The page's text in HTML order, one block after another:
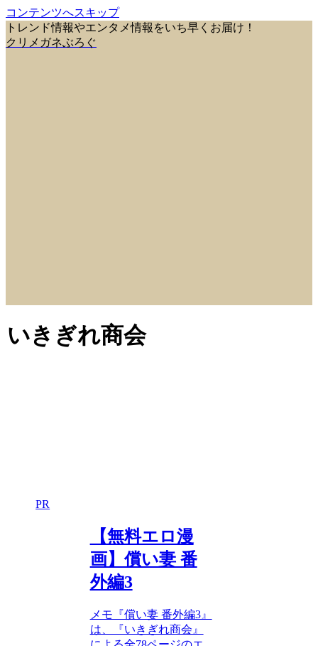
コンテンツへスキップ
トレンド情報やエンタメ情報をいち早くお届け！
クリメガネぶろぐ
いきぎれ商会
PR
【無料エロ漫
画】償い妻 番
外編3
メモ『償い妻 番外編3』
は、『いきぎれ商会』